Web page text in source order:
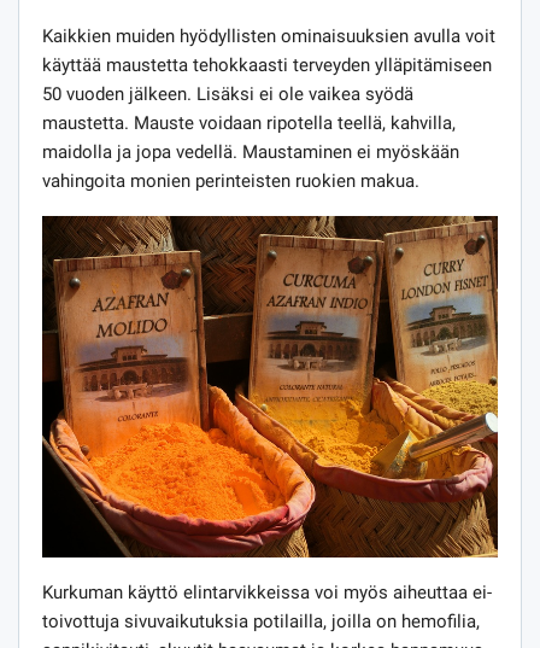
Kaikkien muiden hyödyllisten ominaisuuksien avulla voit
käyttää maustetta tehokkaasti terveyden ylläpitämiseen
50 vuoden jälkeen. Lisäksi ei ole vaikea syödä
maustetta. Mauste voidaan ripotella teellä, kahvilla,
maidolla ja jopa vedellä. Maustaminen ei myöskään
vahingoita monien perinteisten ruokien makua.
Kurkuman käyttö elintarvikkeissa voi myös aiheuttaa ei-
toivottuja sivuvaikutuksia potilailla, joilla on hemofilia,